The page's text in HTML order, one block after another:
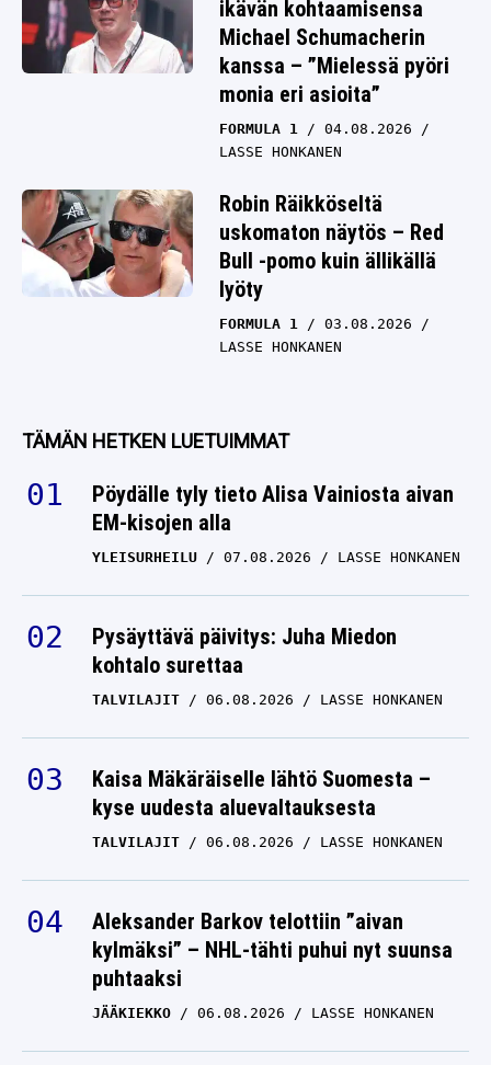
ikävän kohtaamisensa
Michael Schumacherin
kanssa – ”Mielessä pyöri
monia eri asioita”
FORMULA 1
04.08.2026
LASSE HONKANEN
Robin Räikköseltä
uskomaton näytös – Red
Bull -pomo kuin ällikällä
lyöty
FORMULA 1
03.08.2026
LASSE HONKANEN
TÄMÄN HETKEN LUETUIMMAT
Pöydälle tyly tieto Alisa Vainiosta aivan
EM-kisojen alla
YLEISURHEILU 07.08.2026 LASSE HONKANEN
Pysäyttävä päivitys: Juha Miedon
kohtalo surettaa
TALVILAJIT 06.08.2026 LASSE HONKANEN
Kaisa Mäkäräiselle lähtö Suomesta –
kyse uudesta aluevaltauksesta
TALVILAJIT 06.08.2026 LASSE HONKANEN
Aleksander Barkov telottiin ”aivan
kylmäksi” – NHL-tähti puhui nyt suunsa
puhtaaksi
JÄÄKIEKKO 06.08.2026 LASSE HONKANEN